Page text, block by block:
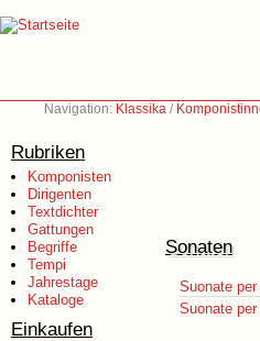
Navigation: Klassika /
Rubriken
Komponisten
Dirigenten
Textdichter
Gattungen
Begriffe
Tempi
Jahrestage
Kataloge
Einkaufen
Sonaten
Suonate
Suonate